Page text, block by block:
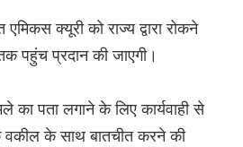
एमिकस क्यूरी को राज्य द्वारा रोकने
पहुंच प्रदान की जाएगी।
का पता लगाने के लिए कार्यवाही से
के साथ बातचीत करने की